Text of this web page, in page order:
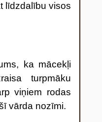
līdzdalību visos
ka mācekļi
turpmāku
viņiem rodas
vārda nozīmi.